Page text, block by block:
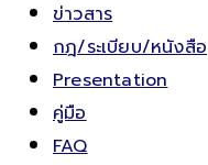
ข่าวสาร
กฎ/ระเบียบ/หนังสือ
Presentation
คู่มือ
FAQ